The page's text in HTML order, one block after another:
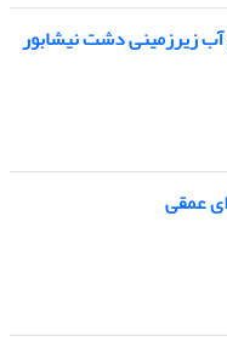
آب زیرزمینی دشت نیشابور
عمقی